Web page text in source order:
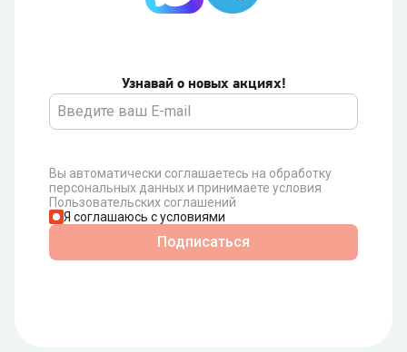
Узнавай о новых акциях!
Вы автоматически соглашаетесь на обработку
персональных данных и принимаете условия
Пользовательских соглашений
Я соглашаюсь с условиями
Подписаться